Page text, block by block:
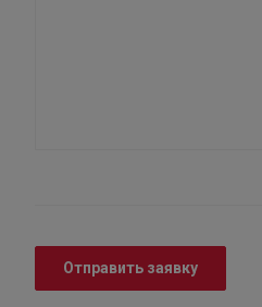
Отправить заявку